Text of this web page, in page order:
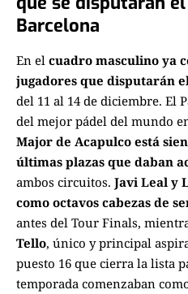
Barcelona
En el cuadro masculino ya
jugadores que disputarán
del 11 al 14 de diciembre. El
del mejor pádel del mundo
Major de Acapulco está
últimas plazas que daban
ambos circuitos. Javi Leal y
como octavos cabezas de
antes del Tour Finals,
Tello, único y principal
puesto 16 que cierra la lista
temporada comenzaban